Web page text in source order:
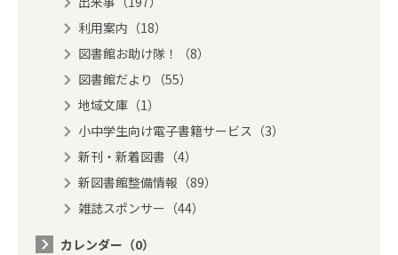
利用案内（18）
図書館お助け隊！（8）
図書館だより（55）
地域文庫（1）
小中学生向け電子書籍サービス（3）
新刊・新着図書（4）
新図書館整備情報（89）
雑誌スポンサー（44）
カレンダー（0）